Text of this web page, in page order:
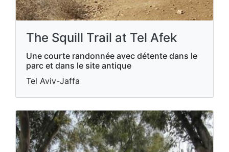
The Squill Trail at Tel Afek
Une courte randonnée avec détente dans le
parc et dans le site antique
Tel Aviv-Jaffa